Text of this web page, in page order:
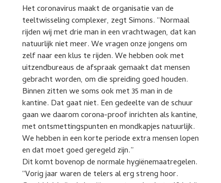
Het coronavirus maakt de organisatie van de
teeltwisseling complexer, zegt Simons. “Normaal
rijden wij met drie man in een vrachtwagen, dat kan
natuurlijk niet meer. We vragen onze jongens om
zelf naar een klus te rijden. We hebben ook met
uitzendbureaus de afspraak gemaakt dat mensen
gebracht worden, om die spreiding goed houden.
Binnen zitten we soms ook met 35 man in de
kantine. Dat gaat niet. Een gedeelte van de schuur
gaan we daarom corona-proof inrichten als kantine,
met ontsmettingspunten en mondkapjes natuurlijk.
We hebben in een korte periode extra mensen lopen
en dat moet goed geregeld zijn.”
Dit komt bovenop de normale hygiënemaatregelen.
“Vorig jaar waren de telers al erg streng hoor.